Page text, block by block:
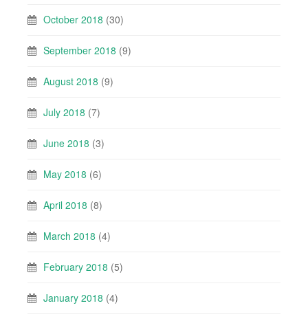
October 2018 (30)
September 2018 (9)
August 2018 (9)
July 2018 (7)
June 2018 (3)
May 2018 (6)
April 2018 (8)
March 2018 (4)
February 2018 (5)
January 2018 (4)